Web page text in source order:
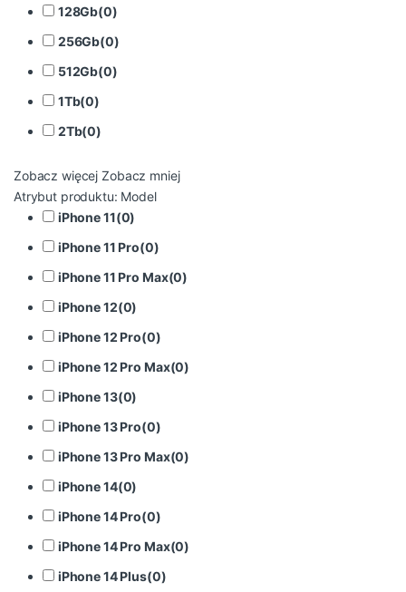
128Gb(0)
256Gb(0)
512Gb(0)
1Tb(0)
2Tb(0)
Zobacz więcej Zobacz mniej
Atrybut produktu: Model
iPhone 11(0)
iPhone 11 Pro(0)
iPhone 11 Pro Max(0)
iPhone 12(0)
iPhone 12 Pro(0)
iPhone 12 Pro Max(0)
iPhone 13(0)
iPhone 13 Pro(0)
iPhone 13 Pro Max(0)
iPhone 14(0)
iPhone 14 Pro(0)
iPhone 14 Pro Max(0)
iPhone 14 Plus(0)